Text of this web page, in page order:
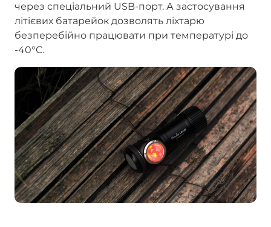
через спеціальний USB-порт. А застосування
літієвих батарейок дозволять ліхтарю
безперебійно працювати при температурі до
-40°C.